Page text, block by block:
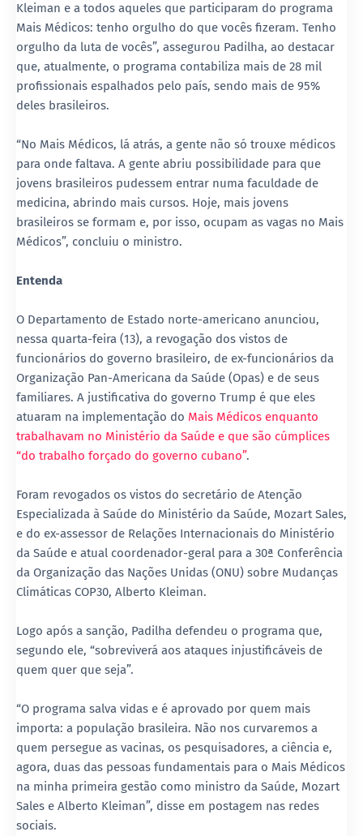
Kleiman e a todos aqueles que participaram do programa
Mais Médicos: tenho orgulho do que vocês fizeram. Tenho
orgulho da luta de vocês”, assegurou Padilha, ao destacar
que, atualmente, o programa contabiliza mais de 28 mil
profissionais espalhados pelo país, sendo mais de 95%
deles brasileiros.
“No Mais Médicos, lá atrás, a gente não só trouxe médicos
para onde faltava. A gente abriu possibilidade para que
jovens brasileiros pudessem entrar numa faculdade de
medicina, abrindo mais cursos. Hoje, mais jovens
brasileiros se formam e, por isso, ocupam as vagas no Mais
Médicos”, concluiu o ministro.
Entenda
O Departamento de Estado norte-americano anunciou,
nessa quarta-feira (13), a revogação dos vistos de
funcionários do governo brasileiro, de ex-funcionários da
Organização Pan-Americana da Saúde (Opas) e de seus
familiares. A justificativa do governo Trump é que eles
atuaram na implementação do Mais Médicos enquanto
trabalhavam no Ministério da Saúde e que são cúmplices
“do trabalho forçado do governo cubano”.
Foram revogados os vistos do secretário de Atenção
Especializada à Saúde do Ministério da Saúde, Mozart Sales,
e do ex-assessor de Relações Internacionais do Ministério
da Saúde e atual coordenador-geral para a 30ª Conferência
da Organização das Nações Unidas (ONU) sobre Mudanças
Climáticas COP30, Alberto Kleiman.
Logo após a sanção, Padilha defendeu o programa que,
segundo ele, “sobreviverá aos ataques injustificáveis de
quem quer que seja”.
“O programa salva vidas e é aprovado por quem mais
importa: a população brasileira. Não nos curvaremos a
quem persegue as vacinas, os pesquisadores, a ciência e,
agora, duas das pessoas fundamentais para o Mais Médicos
na minha primeira gestão como ministro da Saúde, Mozart
Sales e Alberto Kleiman”, disse em postagem nas redes
sociais.